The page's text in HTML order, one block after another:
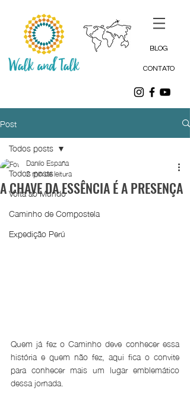
BLOG
CONTATO
Post
Todos posts
Volta ao Mundo
Caminho de Compostela
Expedição Perú
Todos posts
A CHAVE DA ESSÊNCIA É A PRESENÇA
Danilo España
2 min de leitura
Quem já fez o Caminho deve conhecer essa
história e quem não fez, aqui fica o convite
para conhecer mais um lugar emblemático
dessa jornada.